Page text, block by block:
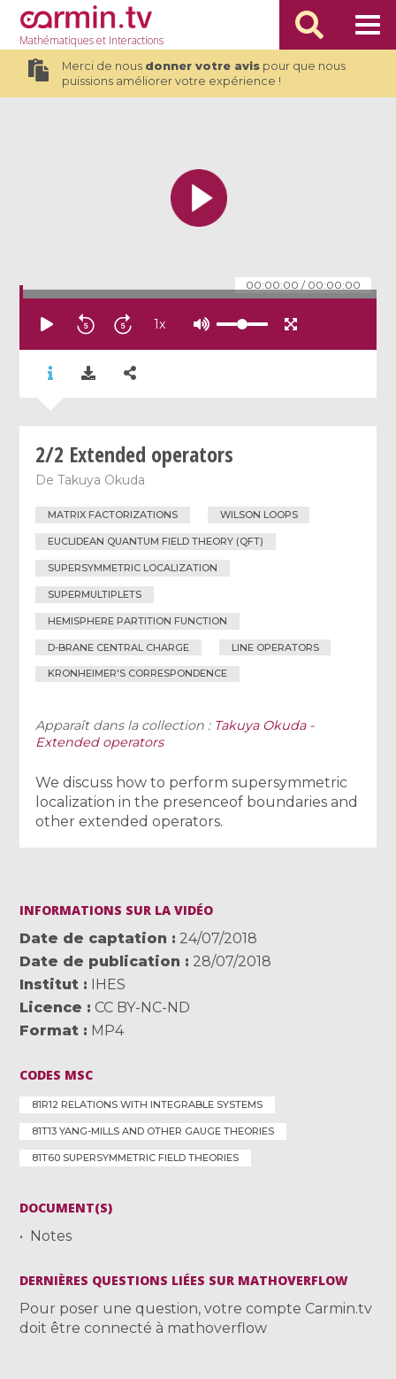
Mathématiqueset Interactions
Merci de nous donner votre avispour que nous
puissions améliorer votre expérience !
00:00:00 / 00:00:00
1x
2/2 Extended operators
DeTakuya Okuda
MATRIX FACTORIZATIONS WILSON LOOPS
EUCLIDEAN QUANTUM FIELD THEORY (QFT)
SUPERSYMMETRIC LOCALIZATION
SUPERMULTIPLETS
HEMISPHERE PARTITION FUNCTION
D-BRANE CENTRAL CHARGE LINE OPERATORS
KRONHEIMER'S CORRESPONDENCE
Apparaît dans la collection : Takuya Okuda -
Extended operators
We discuss how to perform supersymmetric
localization in the presenceof boundaries and
other extended operators.
INFORMATIONS SUR LA VIDÉO
Date de captation
24/07/2018
Date de publication
28/07/2018
Institut
IHES
Licence
CC BY-NC-ND
Format
MP4
CODES MSC
81R12 RELATIONS WITH INTEGRABLE SYSTEMS
81T13 YANG-MILLS AND OTHER GAUGE THEORIES
81T60 SUPERSYMMETRIC FIELD THEORIES
DOCUMENT(S)
Notes
DERNIÈRES QUESTIONS LIÉES SUR MATHOVERFLOW
Pour poser une question, votre compte Carmin.tv
doit être connecté à mathoverflow